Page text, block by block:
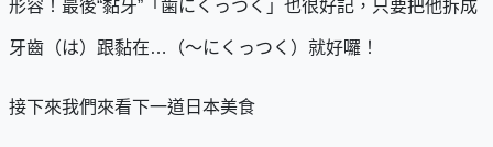
形容！最後“黏牙”「歯にくっつく」也很好記，只要把他拆成
牙齒（は）跟黏在…（〜にくっつく）就好囉！
接下來我們來看下一道日本美食